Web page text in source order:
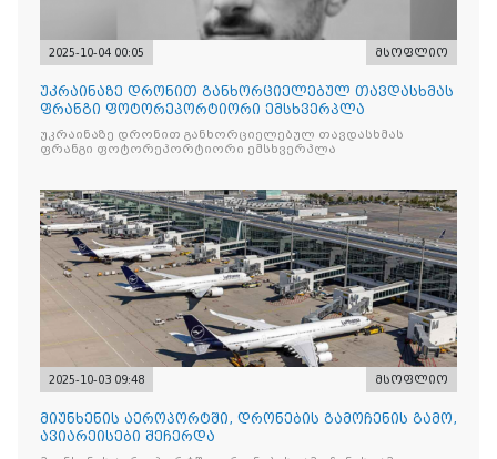
2025-10-04 00:05 მსოფლიო
უკრაინაზე დრონით განხორციელებულ თავდასხმას
ფრანგი ფოტორეპორტიორი ემსხვერპლა
უკრაინაზე დრონით განხორციელებულ თავდასხმას
ფრანგი ფოტორეპორტიორი ემსხვერპლა
2025-10-03 09:48 მსოფლიო
მიუნხენის აეროპორტში, დრონების გამოჩენის გამო,
ავიარეისები შეჩერდა